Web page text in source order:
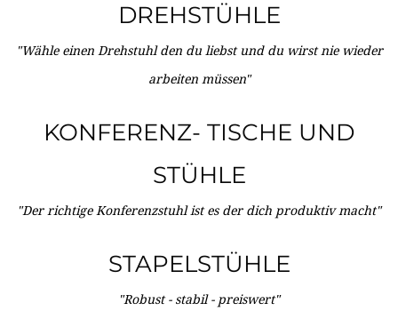
DREHSTÜHLE
"Wähle einen Drehstuhl den du liebst und du wirst nie wieder
arbeiten müssen"
KONFERENZ- TISCHE UND
STÜHLE
"Der richtige Konferenzstuhl ist es der dich produktiv macht"
STAPELSTÜHLE
"Robust - stabil - preiswert"